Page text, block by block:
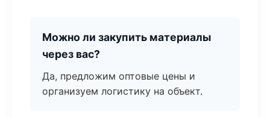
Можно ли закупить материалы
через вас?
Да, предложим оптовые цены и
организуем логистику на объект.